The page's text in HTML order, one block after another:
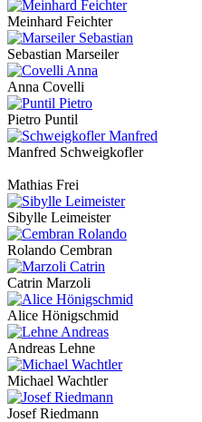
Meinhard Feichter
Sebastian Marseiler
Anna Covelli
Pietro Puntil
Manfred Schweigkofler
Mathias Frei
Sibylle Leimeister
Rolando Cembran
Catrin Marzoli
Alice Hönigschmid
Andreas Lehne
Michael Wachtler
Josef Riedmann